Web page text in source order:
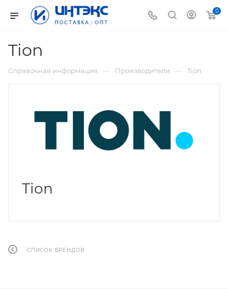
0
Tion
Справочная информация — Производители — Tion
Tion
СПИСОК БРЕНДОВ